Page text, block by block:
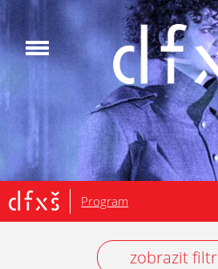
.
Program
zobrazit filtr